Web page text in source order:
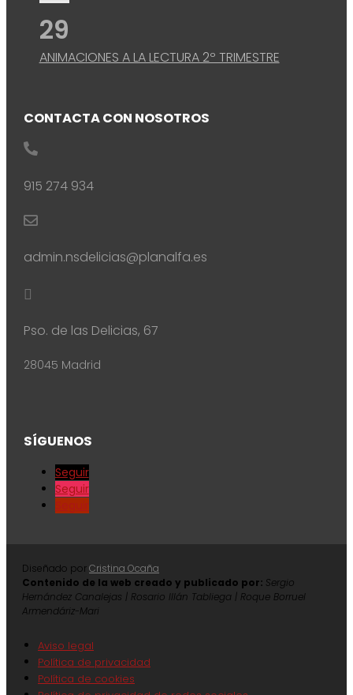
29
ANIMACIONES A LA LECTURA 2º TRIMESTRE
CONTACTA CON NOSOTROS

915 274 934

admin.nsdelicias@planalfa.es

Pso. de las Delicias, 67
28045 Madrid
SÍGUENOS
Seguir
Seguir
Diseñado porCristina Ocaña
Contenido de la web creado y publicado por: Sergio
Hernández Canalejas | Rosario Illán Tabliega | Roque Borruel
Armendáriz-Mari
Aviso legal
Política de privacidad
Política de cookies